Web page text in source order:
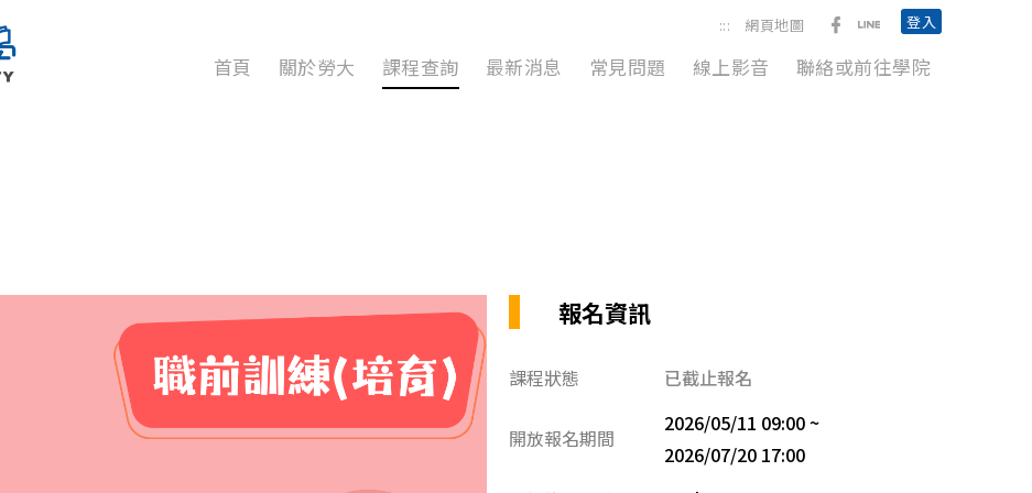
::: 網頁地圖 前往勞動臺北臉書粉絲團
前往臺北市政府勞動局
登入
首頁 關於勞大 課程查詢 最新消息 常見問題 線上影音 聯絡或前往學院
報名資訊
課程狀態 已截止報名
開放報名期間
2026/05/11 09:00 ~
2026/07/20 17:00